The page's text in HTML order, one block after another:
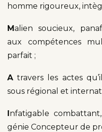
homme rigoureux,
Malien soucieux,
aux compétences
parfait ;
A travers les actes
sous régional et
Infatigable
génie Concepteur de